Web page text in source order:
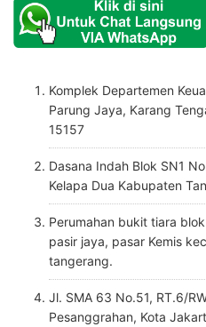
Komplek Departemen
Parung Jaya, Karang
15157
Dasana Indah Blok SN1
Kelapa Dua Kabupaten
Perumahan bukit tiara
pasir jaya, pasar Kemis
tangerang.
Jl. SMA 63 No.51, RT.6/
Pesanggrahan, Kota